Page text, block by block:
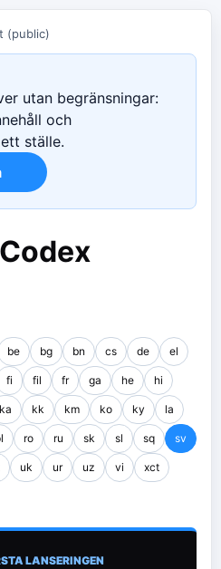
(public)
utan begränsningar:
och
ställe.
be bg bn cs de el
fi fil fr ga he hi
ka kk km ko ky la
ro ru sk sl sq sv
uk ur uz vi xct
LANSERINGEN